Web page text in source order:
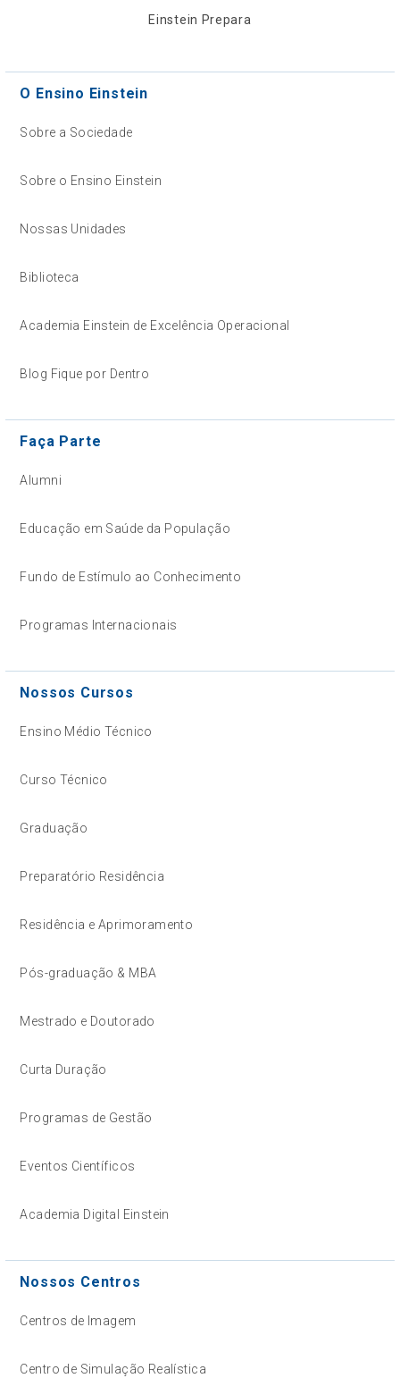
Einstein Prepara
O Ensino Einstein
Sobre a Sociedade
Sobre o Ensino Einstein
Nossas Unidades
Biblioteca
Academia Einstein de Excelência Operacional
Blog Fique por Dentro
Faça Parte
Alumni
Educação em Saúde da População
Fundo de Estímulo ao Conhecimento
Programas Internacionais
Nossos Cursos
Ensino Médio Técnico
Curso Técnico
Graduação
Preparatório Residência
Residência e Aprimoramento
Pós-graduação & MBA
Mestrado e Doutorado
Curta Duração
Programas de Gestão
Eventos Científicos
Academia Digital Einstein
Nossos Centros
Centros de Imagem
Centro de Simulação Realística